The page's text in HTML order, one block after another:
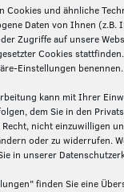
Cookies und ähnliche
Daten von Ihnen
Zugriffe auf unsere
Cookies
Einstellungen benennen.
kann mit Ihrer
dem Sie in den
Recht, nicht einzuwilligen
oder zu widerrufen.
in unserer
finden Sie eine